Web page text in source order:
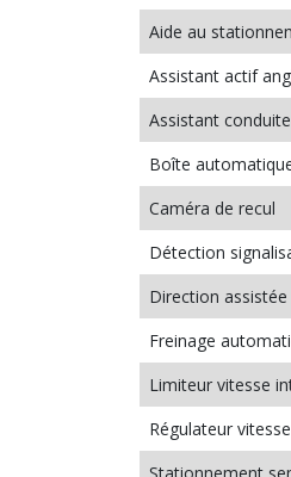
Aide au
Assistant actif
Assistant
Boîte
Caméra de recul
Détection
Direction assistée
Freinage
Limiteur vitesse
Régulateur